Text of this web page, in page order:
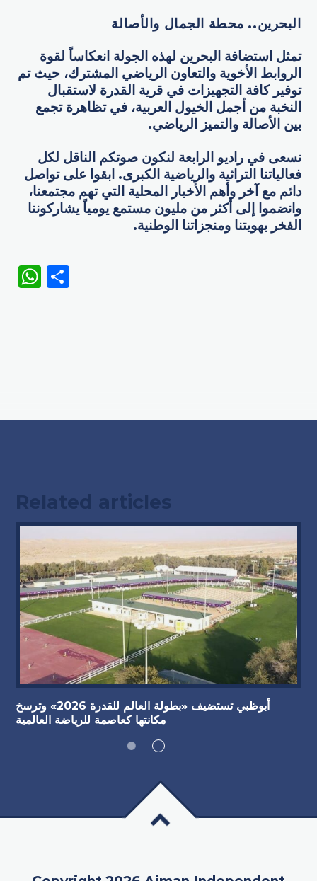
البحرين.. محطة الجمال والأصالة
تمثل استضافة البحرين لهذه الجولة انعكاساً لقوة
الروابط الأخوية والتعاون الرياضي المشترك، حيث تم
توفير كافة التجهيزات في قرية القدرة لاستقبال
النخبة من أجمل الخيول العربية، في تظاهرة تجمع
بين الأصالة والتميز الرياضي.
نسعى في راديو الرابعة لنكون صوتكم الناقل لكل
فعالياتنا التراثية والرياضية الكبرى. ابقوا على تواصل
دائم مع آخر وأهم الأخبار المحلية التي تهم مجتمعنا،
وانضموا إلى أكثر من مليون مستمع يومياً يشاركوننا
الفخر بهويتنا ومنجزاتنا الوطنية.
WhatsApp
Related articles
أبوظبي تستضيف «بطولة العالم للقدرة 2026» وترسخ
مكانتها كعاصمة للرياضة العالمية